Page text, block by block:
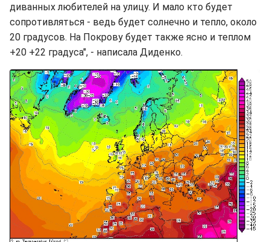
диванных любителей на улицу. И мало кто будет
сопротивляться - ведь будет солнечно и тепло, около
20 градусов. На Покрову будет также ясно и теплом
+20 +22 градуса", - написала Диденко.